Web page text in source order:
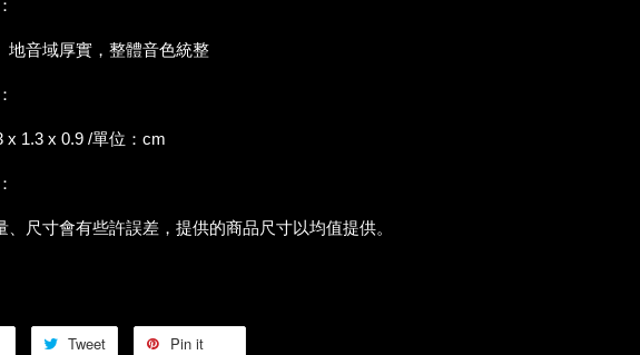
地音域厚實，整體音色統整
x 1.3 x 0.9 /單位：cm
、尺寸會有些許誤差，提供的商品尺寸以均值提供。
Tweet Pin it